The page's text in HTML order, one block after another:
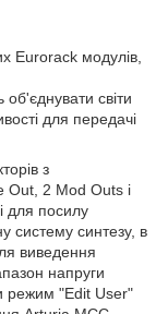
Eurorack модулів,
світи
для передачі
з
Out, 2 Mod Outs і
для посилу
систему синтезу, в
виведення
напруги
режим "Edit User"